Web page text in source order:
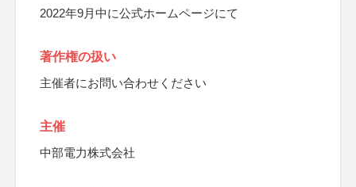
2022年9月中に公式ホームページにて
著作権の扱い
主催者にお問い合わせください
主催
中部電力株式会社